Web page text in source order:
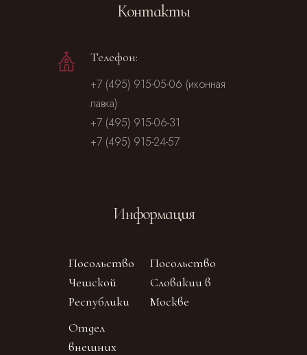
Контакты
Телефон:
+7 (495) 915-05-06 (иконная
лавка)
+7 (495) 915-06-31
+7 (495) 915-24-57
Информация
Посольство
Чешской
Республики
Посольство
Словакии в
Москве
Отдел
внешних